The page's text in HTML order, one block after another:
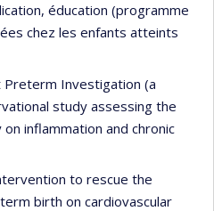
éducation (programme
chez les enfants atteints
Preterm Investigation (a
study assessing the
inflammation and chronic
to rescue the
birth on cardiovascular